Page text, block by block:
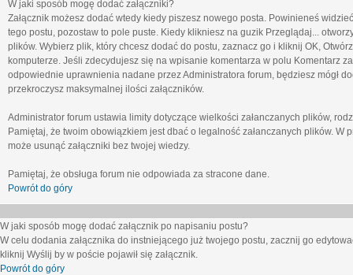
W jaki sposób mogę dodać załączniki?
Załącznik możesz dodać wtedy kiedy piszesz nowego posta. Powinieneś
tego postu, pozostaw to pole puste. Kiedy klikniesz na guzik Przeglądaj...
plików. Wybierz plik, który chcesz dodać do postu, zaznacz go i kliknij OK,
komputerze. Jeśli zdecydujesz się na wpisanie komentarza w polu Komentarz
odpowiednie uprawnienia nadane przez Administratora forum, będziesz mógł
przekroczysz maksymalnej ilości załączników.
Administrator forum ustawia limity dotyczące wielkości załanczanych plików,
Pamiętaj, że twoim obowiązkiem jest dbać o legalność załanczanych plików.
może usunąć załączniki bez twojej wiedzy.
Pamiętaj, że obsługa forum nie odpowiada za stracone dane.
Powrót do góry
W jaki sposób mogę dodać załącznik po napisaniu postu?
W celu dodania załącznika do instniejącego już twojego postu, zacznij go
kliknij Wyślij by w poście pojawił się załącznik.
Powrót do góry